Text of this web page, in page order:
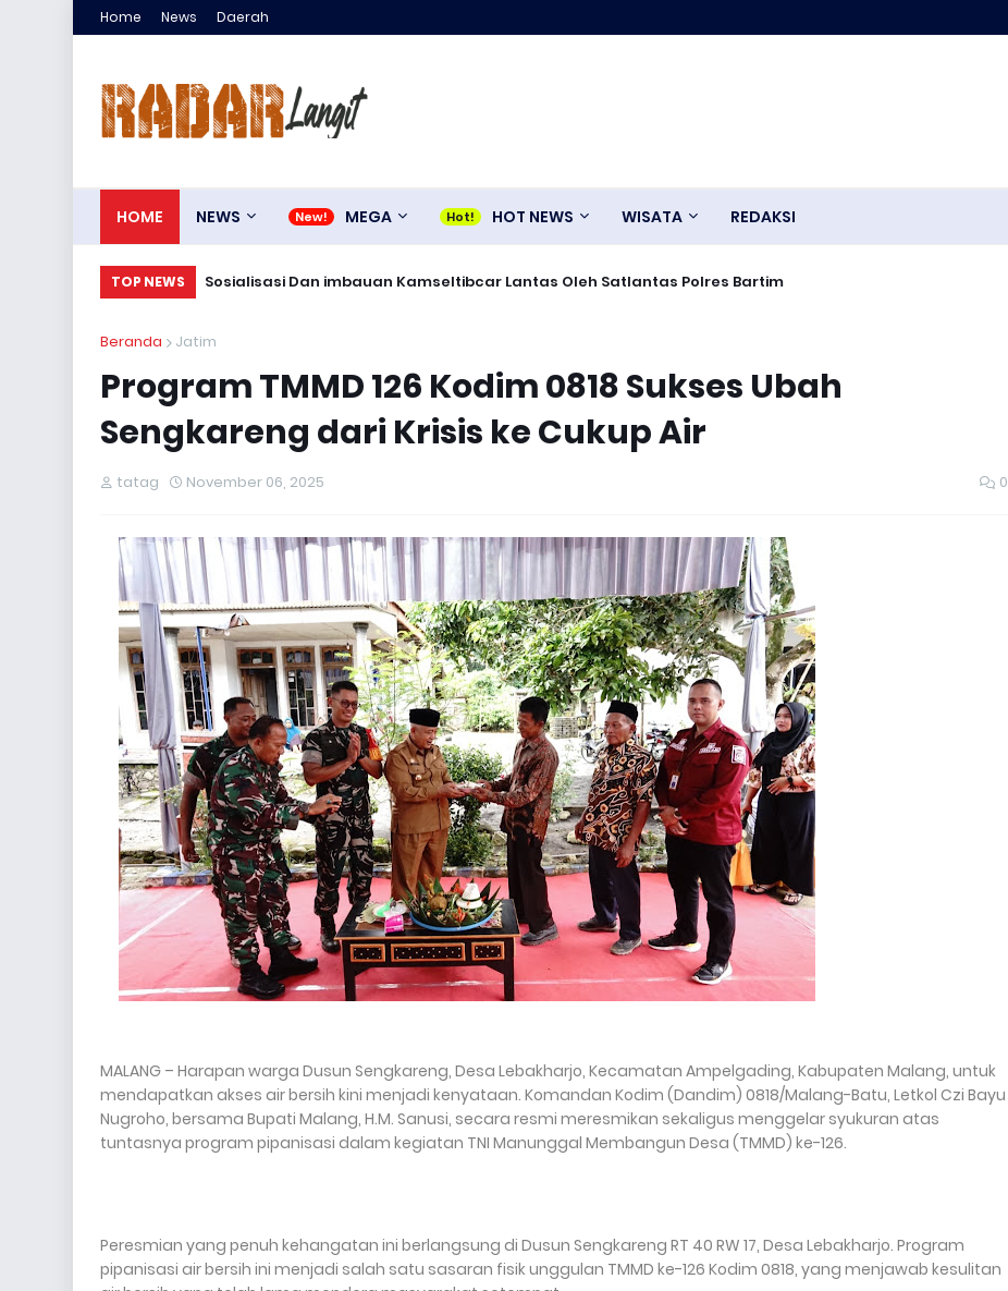
Home News Daerah
HOME NEWS MEGA HOT NEWS WISATA REDAKSI
TOP NEWS Sosialisasi Dan imbauan Kamseltibcar Lantas Oleh Satlantas Polres Bartim
Beranda Jatim
Program TMMD 126 Kodim 0818 Sukses Ubah
Sengkareng dari Krisis ke Cukup Air
tatag November 06, 2025 0
MALANG – Harapan warga Dusun Sengkareng, Desa Lebakharjo, Kecamatan Ampelgading, Kabupaten Malang, untuk
mendapatkan akses air bersih kini menjadi kenyataan. Komandan Kodim (Dandim) 0818/Malang-Batu, Letkol Czi Bayu
Nugroho, bersama Bupati Malang, H.M. Sanusi, secara resmi meresmikan sekaligus menggelar syukuran atas
tuntasnya program pipanisasi dalam kegiatan TNI Manunggal Membangun Desa (TMMD) ke-126.
Peresmian yang penuh kehangatan ini berlangsung di Dusun Sengkareng RT 40 RW 17, Desa Lebakharjo. Program
pipanisasi air bersih ini menjadi salah satu sasaran fisik unggulan TMMD ke-126 Kodim 0818, yang menjawab kesulitan